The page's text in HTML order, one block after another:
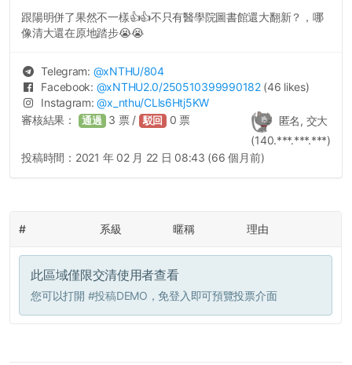
跟陽明併了果然不一樣👍👍不只有醫學院圖書館還大翻新？，哪
像清大還在原地踏步😭😭
Telegram: @xNTHU/804
Facebook: @xNTHU2.0/250510399990182 (46 likes)
Instagram:@x_nthu/CLls6Htj5KW
匿名, 交大
(140.***.***.***)
審核結果： 通過 3 票 / 駁回 0 票
投稿時間： 2021 年 02 月 22 日 08:43 (66 個月前)
# 系級 暱稱 理由
此區域僅限交清使用者查看
您可以打開 #投稿DEMO ，免登入即可預覽投票介面